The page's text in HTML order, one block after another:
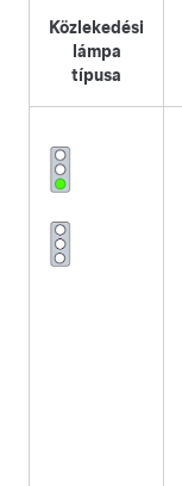
Közlekedési
lámpa
típusa